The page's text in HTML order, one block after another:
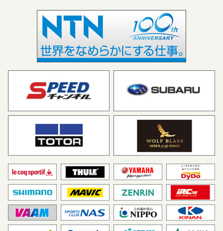
ベネロング・スイスウェル
ネス・サイクリング・チーム
（オーストラリア）
宇都宮ブリッツェン
LXサイクリング・チーム
（韓国）
マトリックスパワータグ